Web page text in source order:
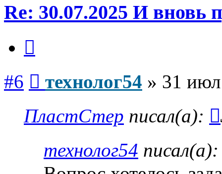
Re: 30.07.2025 И вновь
#6 технолог54 » 31
ПластСтер писал(а):
технолог54